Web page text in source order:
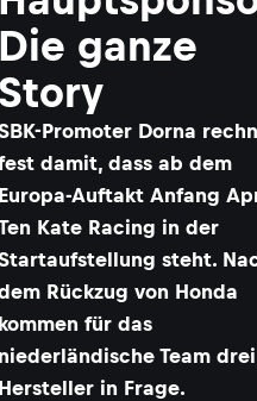
Die ganze
Story
Promoter Dorna
damit, dass ab dem
Europa-Auftakt Anfang
Kate Racing in der
steht.
Rückzug von Honda
kommen für das
niederländische Team drei
Hersteller in Frage.